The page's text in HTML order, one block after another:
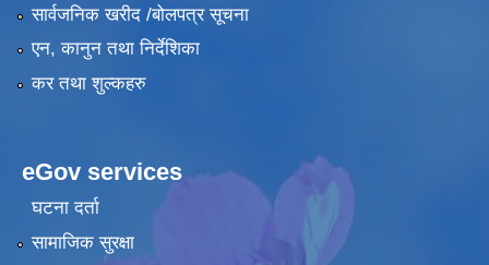
सार्वजनिक खरीद /बोलपत्र सूचना
एन, कानुन तथा निर्देशिका
कर तथा शुल्कहरु
eGov services
घटना दर्ता
सामाजिक सुरक्षा